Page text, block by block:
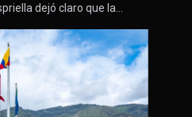
dejó claro que la…